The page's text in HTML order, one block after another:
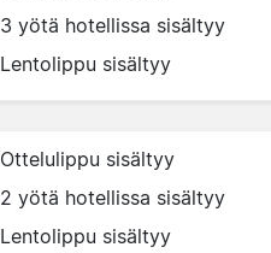
3 yötä hotellissa sisältyy
Lentolippu sisältyy
Ottelulippu sisältyy
2 yötä hotellissa sisältyy
Lentolippu sisältyy